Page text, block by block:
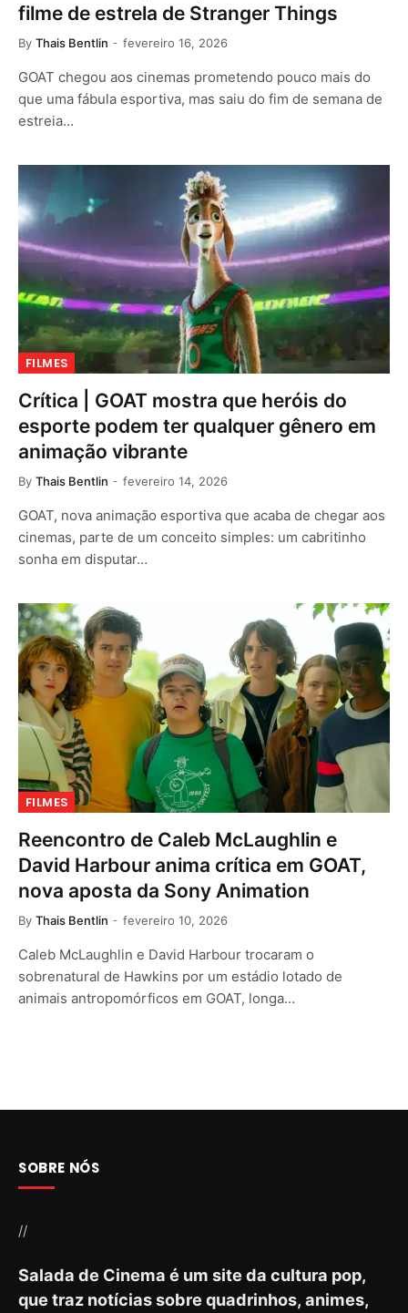
filme de estrela de Stranger Things
By Thais Bentlin fevereiro 16, 2026
GOAT chegou aos cinemas prometendo pouco mais do
que uma fábula esportiva, mas saiu do fim de semana de
estreia…
FILMES
Crítica | GOAT mostra que heróis do
esporte podem ter qualquer gênero em
animação vibrante
By Thais Bentlin fevereiro 14, 2026
GOAT, nova animação esportiva que acaba de chegar aos
cinemas, parte de um conceito simples: um cabritinho
sonha em disputar…
FILMES
Reencontro de Caleb McLaughlin e
David Harbour anima crítica em GOAT,
nova aposta da Sony Animation
By Thais Bentlin fevereiro 10, 2026
Caleb McLaughlin e David Harbour trocaram o
sobrenatural de Hawkins por um estádio lotado de
animais antropomórficos em GOAT, longa…
SOBRE NÓS
//
Salada de Cinema é um site da cultura pop,
que traz notícias sobre quadrinhos, animes,